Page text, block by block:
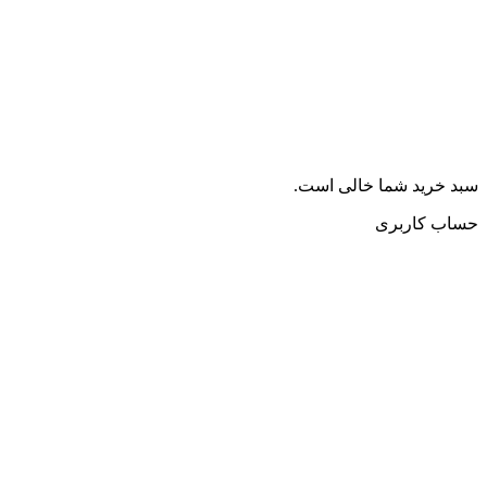
سبد خرید شما خالی است.
حساب کاربری